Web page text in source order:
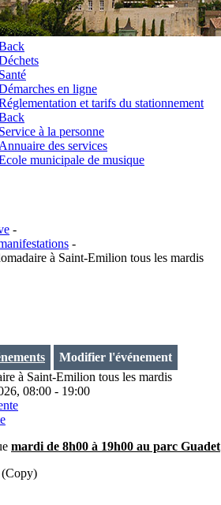
Santé
en ligne
et tarifs du stationnement
Service à la personne
Annuaire des services
municipale de musique
-
-
à Saint-Emilion tous les mardis
Modifier l'événement
à Saint-Emilion tous les mardis
08:00 - 19:00
mardi de 8h00 à 19h00 au parc Guadet